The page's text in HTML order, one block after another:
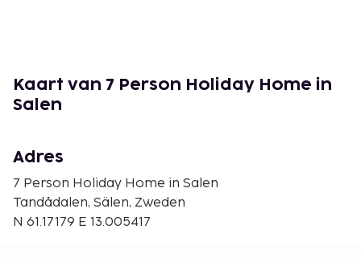
Elandpark van Sälenfjällen - 16,2 km
Elandpark van Sälen - 16,2 km
Scandinavian Mountains) - 12,7 km
Ter plaatse heb je gratis parkeerplaatsen.
Kaart van 7 Person Holiday Home in
Salen
Adres
7 Person Holiday Home in Salen
Tandådalen, Sälen, Zweden
N 61.17179 E 13.005417